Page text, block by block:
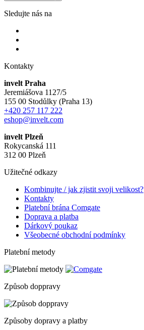
Sledujte nás na
Kontakty
invelt Praha
Jeremiášova 1127/5
155 00 Stodůlky (Praha 13)
+420 257 117 222
eshop@invelt.com
invelt Plzeň
Rokycanská 111
312 00 Plzeň
Užitečné odkazy
Kombinujte / jak zjistit svoji velikost?
Kontakty
Platební brána Comgate
Doprava a platba
Dárkový poukaz
Všeobecné obchodní podmínky
Platební metody
Způsob doppravy
Způsoby dopravy a platby